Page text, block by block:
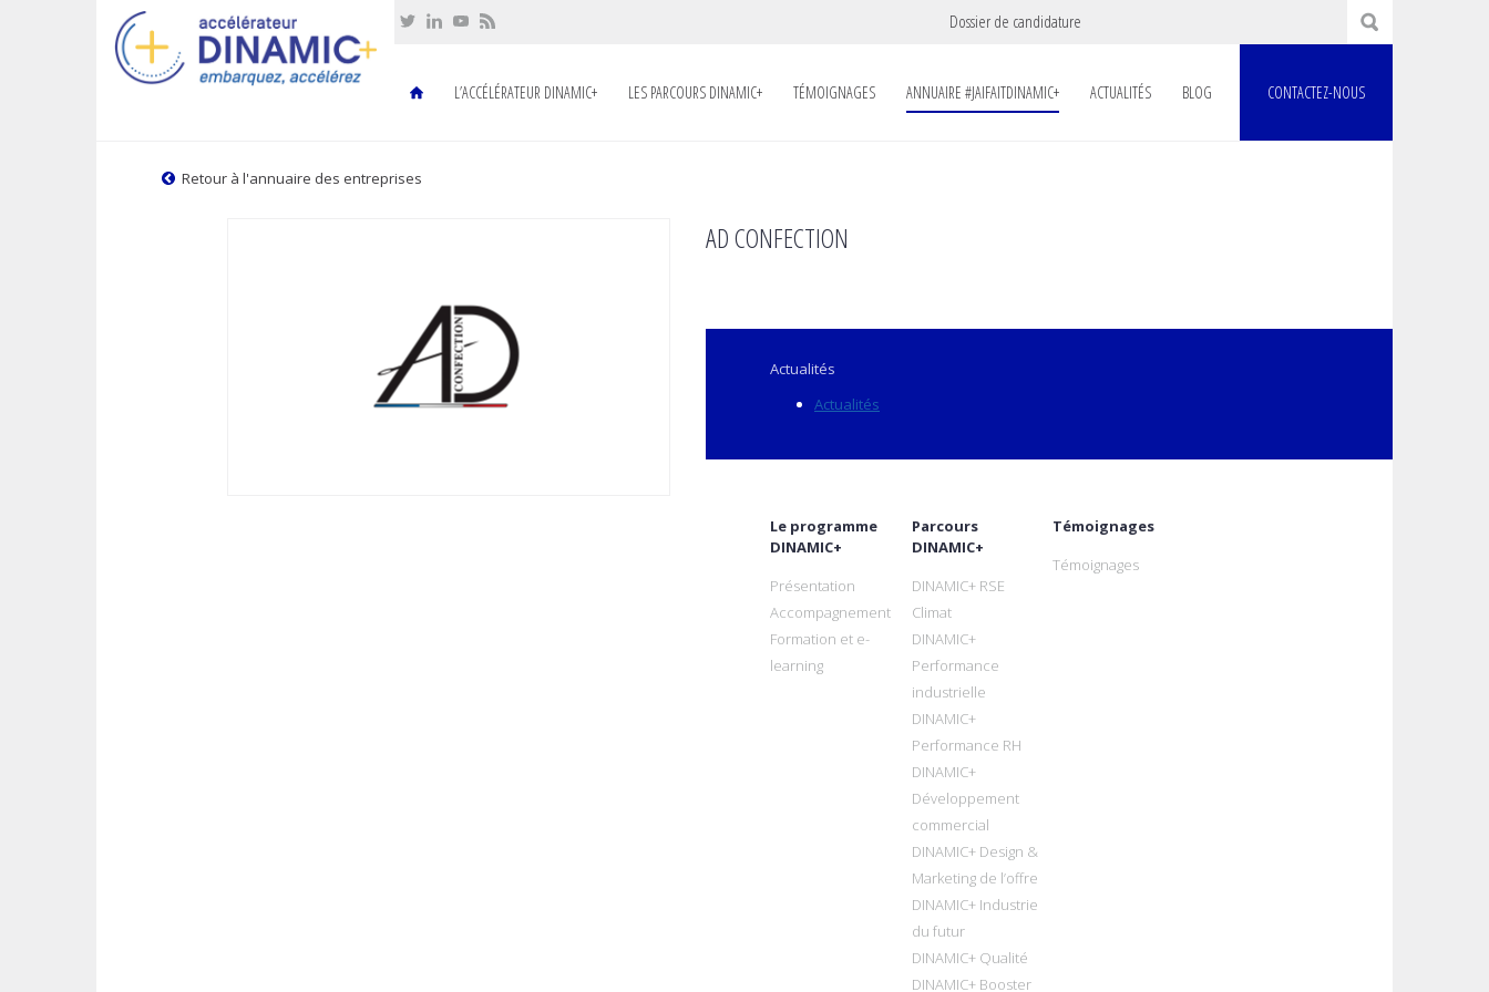
Dossier de candidature
L’ACCÉLÉRATEUR DINAMIC+ LES PARCOURS DINAMIC+ TÉMOIGNAGES ANNUAIRE #JAIFAITDINAMIC+ ACTUALITÉS BLOG CONTACTEZ-NOUS
Retour à l'annuaire des entreprises
AD CONFECTION
Actualités
Actualités
Le programme
DINAMIC+
Présentation
Accompagnement
Formation et e-
learning
Parcours
DINAMIC+
DINAMIC+ RSE
Climat
DINAMIC+
Performance
industrielle
DINAMIC+
Performance RH
DINAMIC+
Développement
commercial
DINAMIC+ Design &
Marketing de l’offre
DINAMIC+ Industrie
du futur
DINAMIC+ Qualité
DINAMIC+ Booster
Témoignages
Témoignages
Cookies management panel